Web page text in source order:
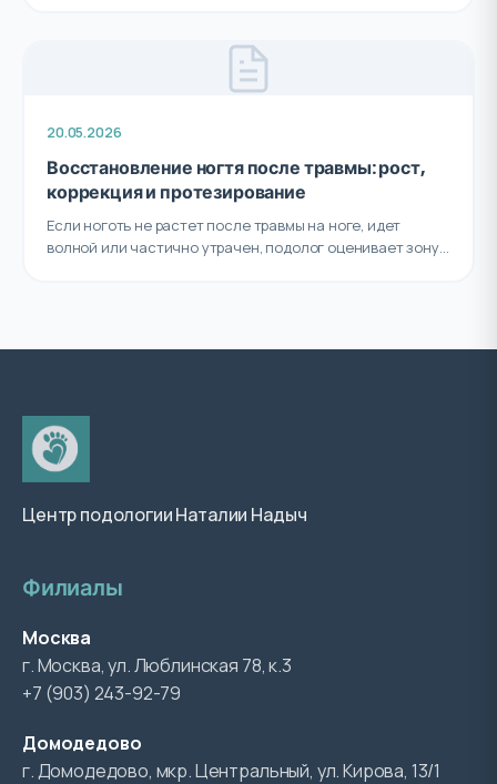
20.05.2026
Восстановление ногтя после травмы: рост,
коррекция и протезирование
Если ноготь не растет после травмы на ноге, идет
волной или частично утрачен, подолог оценивает зону...
Центр подологии Наталии Надыч
Филиалы
Москва
г. Москва, ул. Люблинская 78, к.3
+7 (903) 243-92-79
Домодедово
г. Домодедово, мкр. Центральный, ул. Кирова, 13/1